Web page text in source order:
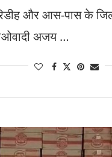
और आस-पास के
अजय …